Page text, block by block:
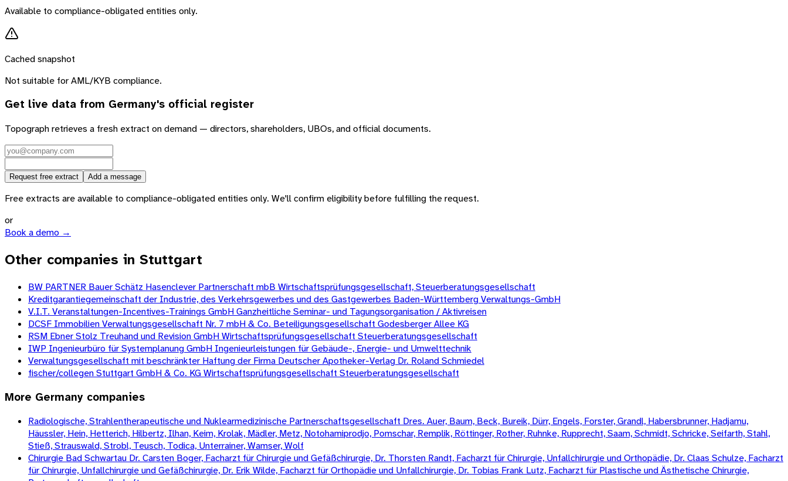
Available to compliance-obligated entities only.
Cached snapshot
Not suitable for AML/KYB compliance.
Get live data from Germany's official register
Topograph retrieves a fresh extract on demand — directors, shareholders, UBOs, and official documents.
Request free extract Add a message
Free extracts are available to compliance-obligated entities only. We'll confirm eligibility before fulfilling the request.
or
Book a demo →
Other companies in Stuttgart
BW PARTNER Bauer Schätz Hasenclever Partnerschaft mbB Wirtschaftsprüfungsgesellschaft, Steuerberatungsgesellschaft
Kreditgarantiegemeinschaft der Industrie, des Verkehrsgewerbes und des Gastgewerbes Baden-Württemberg Verwaltungs-GmbH
V.I.T. Veranstaltungen-Incentives-Trainings GmbH Ganzheitliche Seminar- und Tagungsorganisation / Aktivreisen
DCSF Immobilien Verwaltungsgesellschaft Nr. 7 mbH & Co. Beteiligungsgesellschaft Godesberger Allee KG
RSM Ebner Stolz Treuhand und Revision GmbH Wirtschaftsprüfungsgesellschaft Steuerberatungsgesellschaft
IWP Ingenieurbüro für Systemplanung GmbH Ingenieurleistungen für Gebäude-, Energie- und Umwelttechnik
Verwaltungsgesellschaft mit beschränkter Haftung der Firma Deutscher Apotheker-Verlag Dr. Roland Schmiedel
fischer/collegen Stuttgart GmbH & Co. KG Wirtschaftsprüfungsgesellschaft Steuerberatungsgesellschaft
More Germany companies
Radiologische, Strahlentherapeutische und Nuklearmedizinische Partnerschaftsgesellschaft Dres. Auer, Baum, Beck, Bureik, Dürr, Engels, Forster, Grandl, Habersbrunner, Hadjamu,
Häussler, Hein, Hetterich, Hilbertz, Ilhan, Keim, Krolak, Mädler, Metz, Notohamiprodjo, Pomschar, Remplik, Röttinger, Rother, Ruhnke, Rupprecht, Saam, Schmidt, Schricke, Seifarth, Stahl,
Stieß, Strauswald, Strobl, Teusch, Todica, Unterrainer, Wamser, Wolf
Chirurgie Bad Schwartau Dr. Carsten Boger, Facharzt für Chirurgie und Gefäßchirurgie, Dr. Thorsten Randt, Facharzt für Chirurgie, Unfallchirurgie und Orthopädie, Dr. Claas Schulze, Facharzt
für Chirurgie, Unfallchirurgie und Gefäßchirurgie, Dr. Erik Wilde, Facharzt für Orthopädie und Unfallchirurgie, Dr. Tobias Frank Lutz, Facharzt für Plastische und Ästhetische Chirurgie,